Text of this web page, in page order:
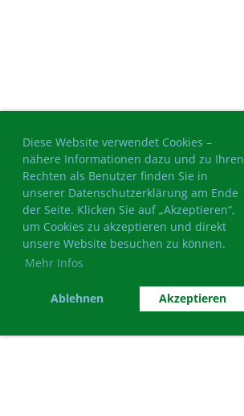
Diese Website verwendet Cookies –
nähere Informationen dazu und zu Ihren
Rechten als Benutzer finden Sie in
unserer Datenschutzerklärung am Ende
der Seite. Klicken Sie auf „Akzeptieren“,
um Cookies zu akzeptieren und direkt
unsere Website besuchen zu können.
Mehr Infos
Ablehnen Akzeptieren